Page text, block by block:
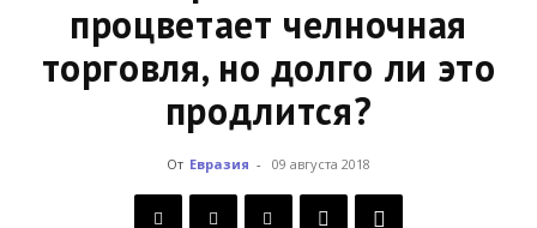
Кыргызстана
процветает челночная
торговля, но долго ли это
продлится?
От Евразия - 09 августа 2018